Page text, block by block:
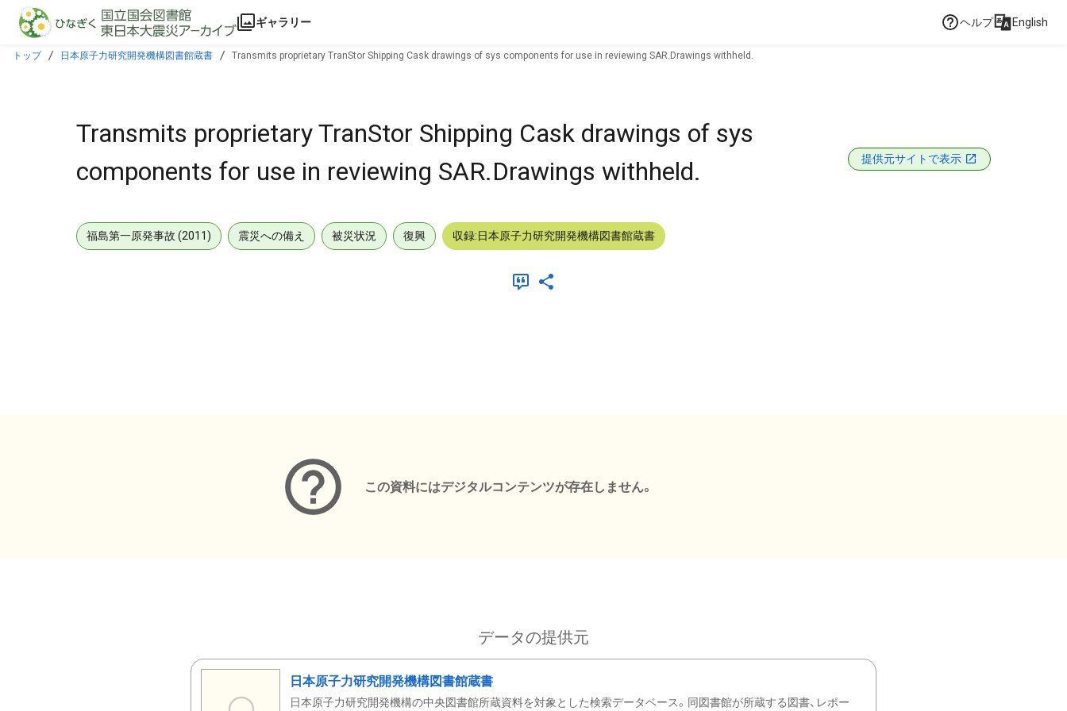
本文に飛ぶ
ギャラリー ヘルプ English
トップ 日本原子力研究開発機構図書館蔵書 Transmits proprietary TranStor Shipping Cask drawings of sys components for use in reviewing SAR.Drawings withheld.
Transmits proprietary TranStor Shipping Cask drawings of sys
components for use in reviewing SAR.Drawings withheld.
提供元サイトで表示
福島第一原発事故 (2011) 震災への備え 被災状況 復興 収録:日本原子力研究開発機構図書館蔵書
この資料にはデジタルコンテンツが存在しません。
データの提供元
日本原子力研究開発機構図書館蔵書
日本原子力研究開発機構の中央図書館所蔵資料を対象とした検索データベース。同図書館が所蔵する図書、レポー